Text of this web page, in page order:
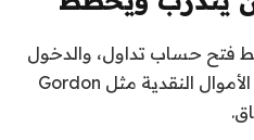
فتح حساب تداول، والدخول
إلى السوق والبدء في سحب الأموال النقدية مثل Gordon